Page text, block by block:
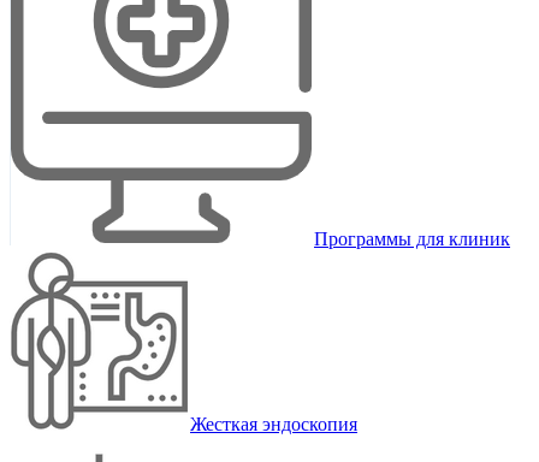
Программы для клиник
Жесткая эндоскопия